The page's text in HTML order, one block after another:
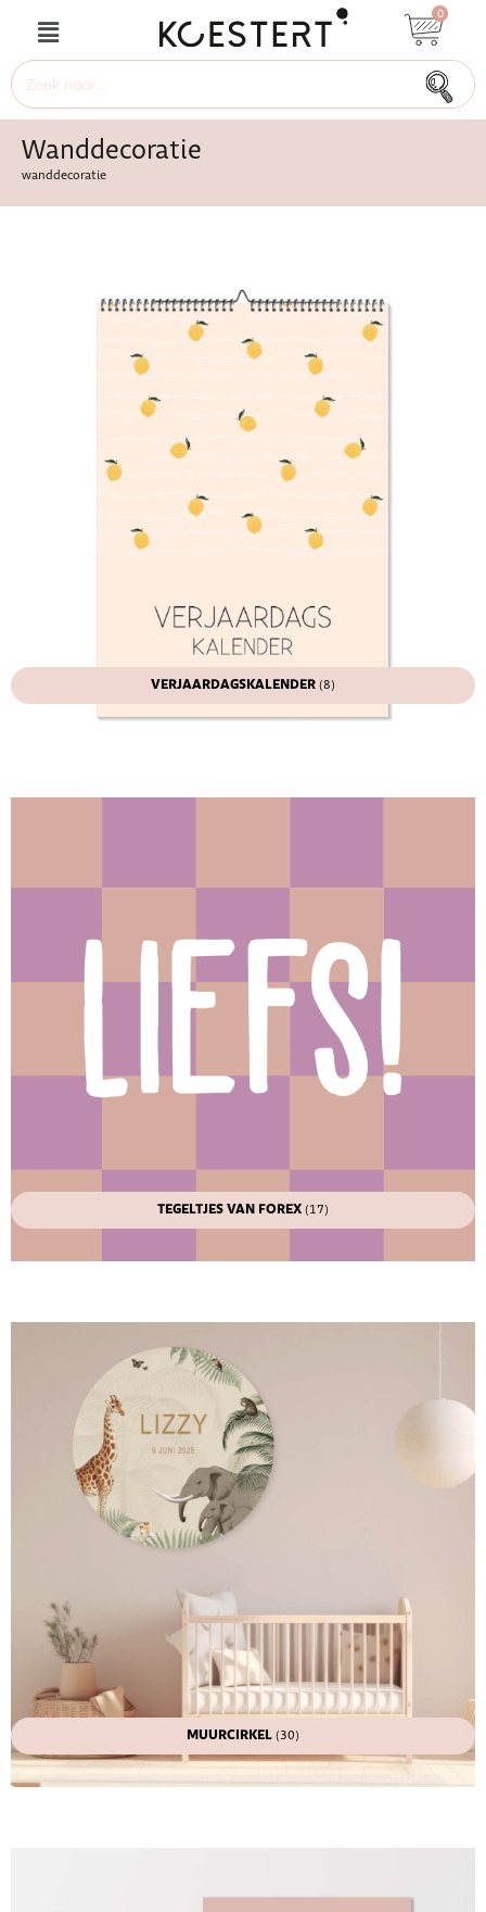
0
Wanddecoratie
wanddecoratie
VERJAARDAGSKALENDER (8)
TEGELTJES VAN FOREX (17)
MUURCIRKEL (30)